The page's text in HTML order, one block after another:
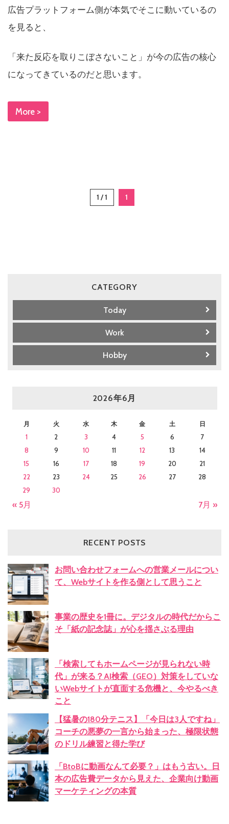
広告プラットフォーム側が本気でそこに動いているの
を見ると、
「来た反応を取りこぼさないこと」が今の広告の核心
になってきているのだと思います。
More >
1 / 1 1
CATEGORY
Today
Work
Hobby
2026年6月
月 火 水 木 金 土 日
« 5月 7月 »
1 2 3 4 5 6
7
8
9 10 11 12 13
14
15
16 17 18 19 20
21
22
23 24 25 26 27
28
29
30
RECENT POSTS
お問い合わせフォームへの営業メールについ
て、Webサイトを作る側として思うこと
事業の歴史を1冊に。デジタルの時代だからこ
そ「紙の記念誌」が心を揺さぶる理由
「検索してもホームページが見られない時
代」が来る？AI検索（GEO）対策をしていな
いWebサイトが直面する危機と、今やるべき
こと
【猛暑の180分テニス】「今日は3人ですね」
コーチの悪夢の一言から始まった、極限状態
のドリル練習と得た学び
「BtoBに動画なんて必要？」はもう古い。日
本の広告費データから見えた、企業向け動画
マーケティングの本質